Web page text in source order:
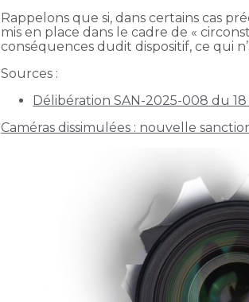
Rappelons que si, dans certains cas
mis en place dans le cadre de «
conséquences dudit dispositif, ce qui
Sources :
Délibération SAN-2025-008 du
Caméras dissimulées : nouvelle